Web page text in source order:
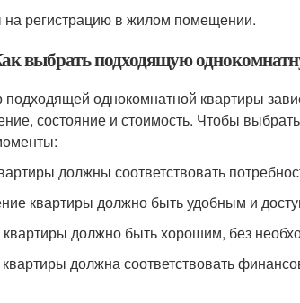
на регистрацию в жилом помещении.
выбрать подходящую
однокомнатной квартиры
состояние и стоимость. Чтобы
должны соответствовать
квартиры должно быть удобным и
должно быть хорошим, без
должна соответствовать